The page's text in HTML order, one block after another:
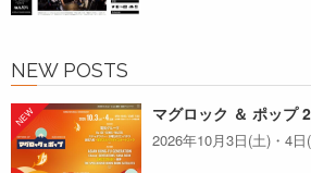
NEW POSTS
マグロック ＆ ポップ
2026年10月3日(土)・4